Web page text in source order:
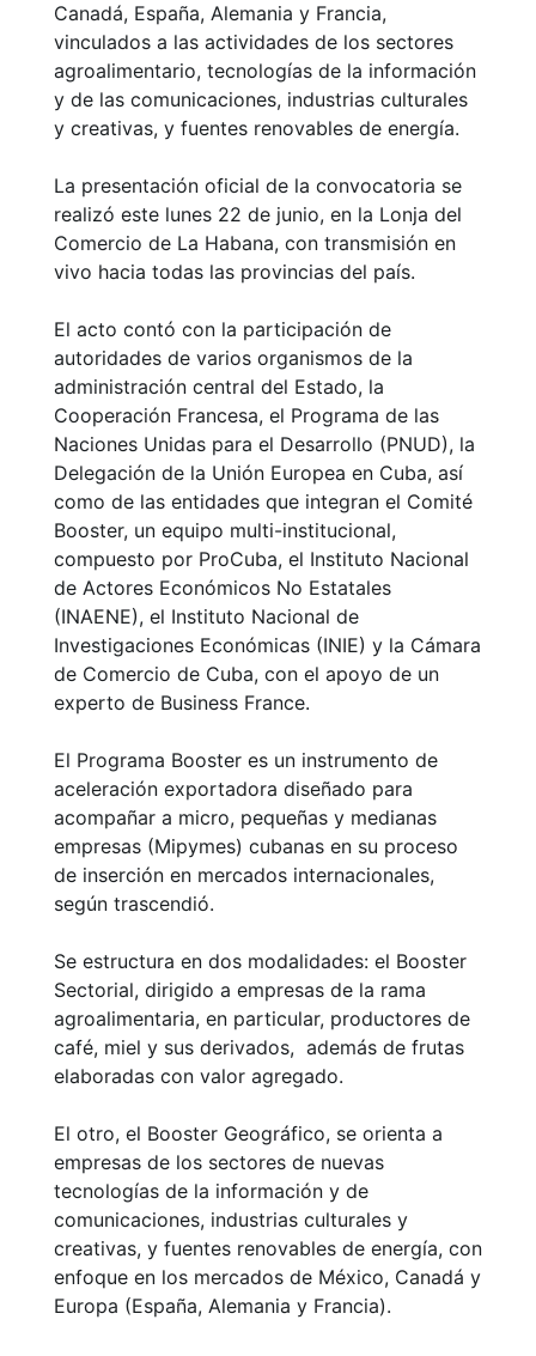
Canadá, España, Alemania y Francia,
vinculados a las actividades de los sectores
agroalimentario, tecnologías de la información
y de las comunicaciones, industrias culturales
y creativas, y fuentes renovables de energía.
La presentación oficial de la convocatoria se
realizó este lunes 22 de junio, en la Lonja del
Comercio de La Habana, con transmisión en
vivo hacia todas las provincias del país.
El acto contó con la participación de
autoridades de varios organismos de la
administración central del Estado, la
Cooperación Francesa, el Programa de las
Naciones Unidas para el Desarrollo (PNUD), la
Delegación de la Unión Europea en Cuba, así
como de las entidades que integran el Comité
Booster, un equipo multi-institucional,
compuesto por ProCuba, el Instituto Nacional
de Actores Económicos No Estatales
(INAENE), el Instituto Nacional de
Investigaciones Económicas (INIE) y la Cámara
de Comercio de Cuba, con el apoyo de un
experto de Business France.
El Programa Booster es un instrumento de
aceleración exportadora diseñado para
acompañar a micro, pequeñas y medianas
empresas (Mipymes) cubanas en su proceso
de inserción en mercados internacionales,
según trascendió.
Se estructura en dos modalidades: el Booster
Sectorial, dirigido a empresas de la rama
agroalimentaria, en particular, productores de
café, miel y sus derivados, además de frutas
elaboradas con valor agregado.
El otro, el Booster Geográfico, se orienta a
empresas de los sectores de nuevas
tecnologías de la información y de
comunicaciones, industrias culturales y
creativas, y fuentes renovables de energía, con
enfoque en los mercados de México, Canadá y
Europa (España, Alemania y Francia).